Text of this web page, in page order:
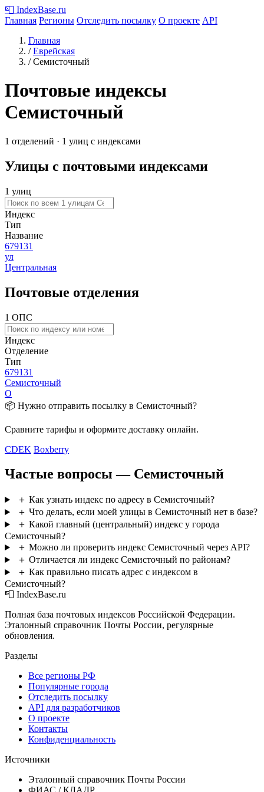
📮 IndexBase.ru
Главная Регионы Отследить посылку О проекте API
Главная
/ Еврейская
/ Семисточный
Почтовые индексы
Семисточный
1 отделений · 1 улиц с индексами
Улицы с почтовыми индексами
1 улиц
Индекс
Тип
Название
679131
ул
Центральная
Почтовые отделения
1 ОПС
Индекс
Отделение
Тип
679131
Семисточный
О
📦 Нужно отправить посылку в Семисточный?
Сравните тарифы и оформите доставку онлайн.
CDEK Boxberry
Частые вопросы — Семисточный
＋ Как узнать индекс по адресу в Семисточный?
＋ Что делать, если моей улицы в Семисточный нет в базе?
＋ Какой главный (центральный) индекс у города
Семисточный?
＋ Можно ли проверить индекс Семисточный через API?
＋ Отличается ли индекс Семисточный по районам?
＋ Как правильно писать адрес с индексом в
Семисточный?
📮 IndexBase.ru
Полная база почтовых индексов Российской Федерации.
Эталонный справочник Почты России, регулярные
обновления.
Разделы
Все регионы РФ
Популярные города
Отследить посылку
API для разработчиков
О проекте
Контакты
Конфиденциальность
Источники
Эталонный справочник Почты России